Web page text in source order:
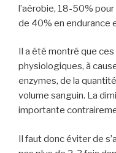
l’aérobie, 18-50%
de 40% en endurance
Il a été montré que
physiologiques, à
enzymes, de la
volume sanguin. La
importante
Il faut donc éviter de